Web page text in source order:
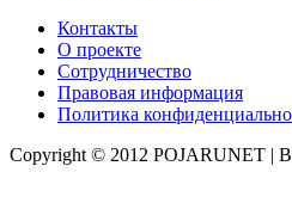
Контакты
О проекте
Сотрудничество
Правовая информация
Политика
Copyright © 2012 POJARUNET |